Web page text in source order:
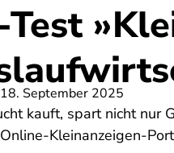
18. September 2025
kauft, spart nicht nur
Kleinanzeigen-